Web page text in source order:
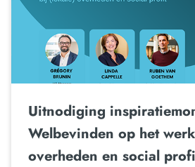
Uitnodiging
Welbevinden op het
overheden en social